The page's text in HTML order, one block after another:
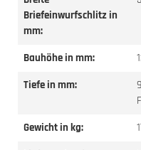
Briefeinwurfschlitz in
mm:
Bauhöhe in mm:
Tiefe in mm:
Gewicht in kg: